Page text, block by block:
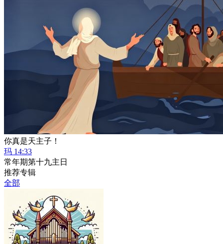
你真是天主子！
玛 14:33
常年期第十九主日
推荐专辑
全部